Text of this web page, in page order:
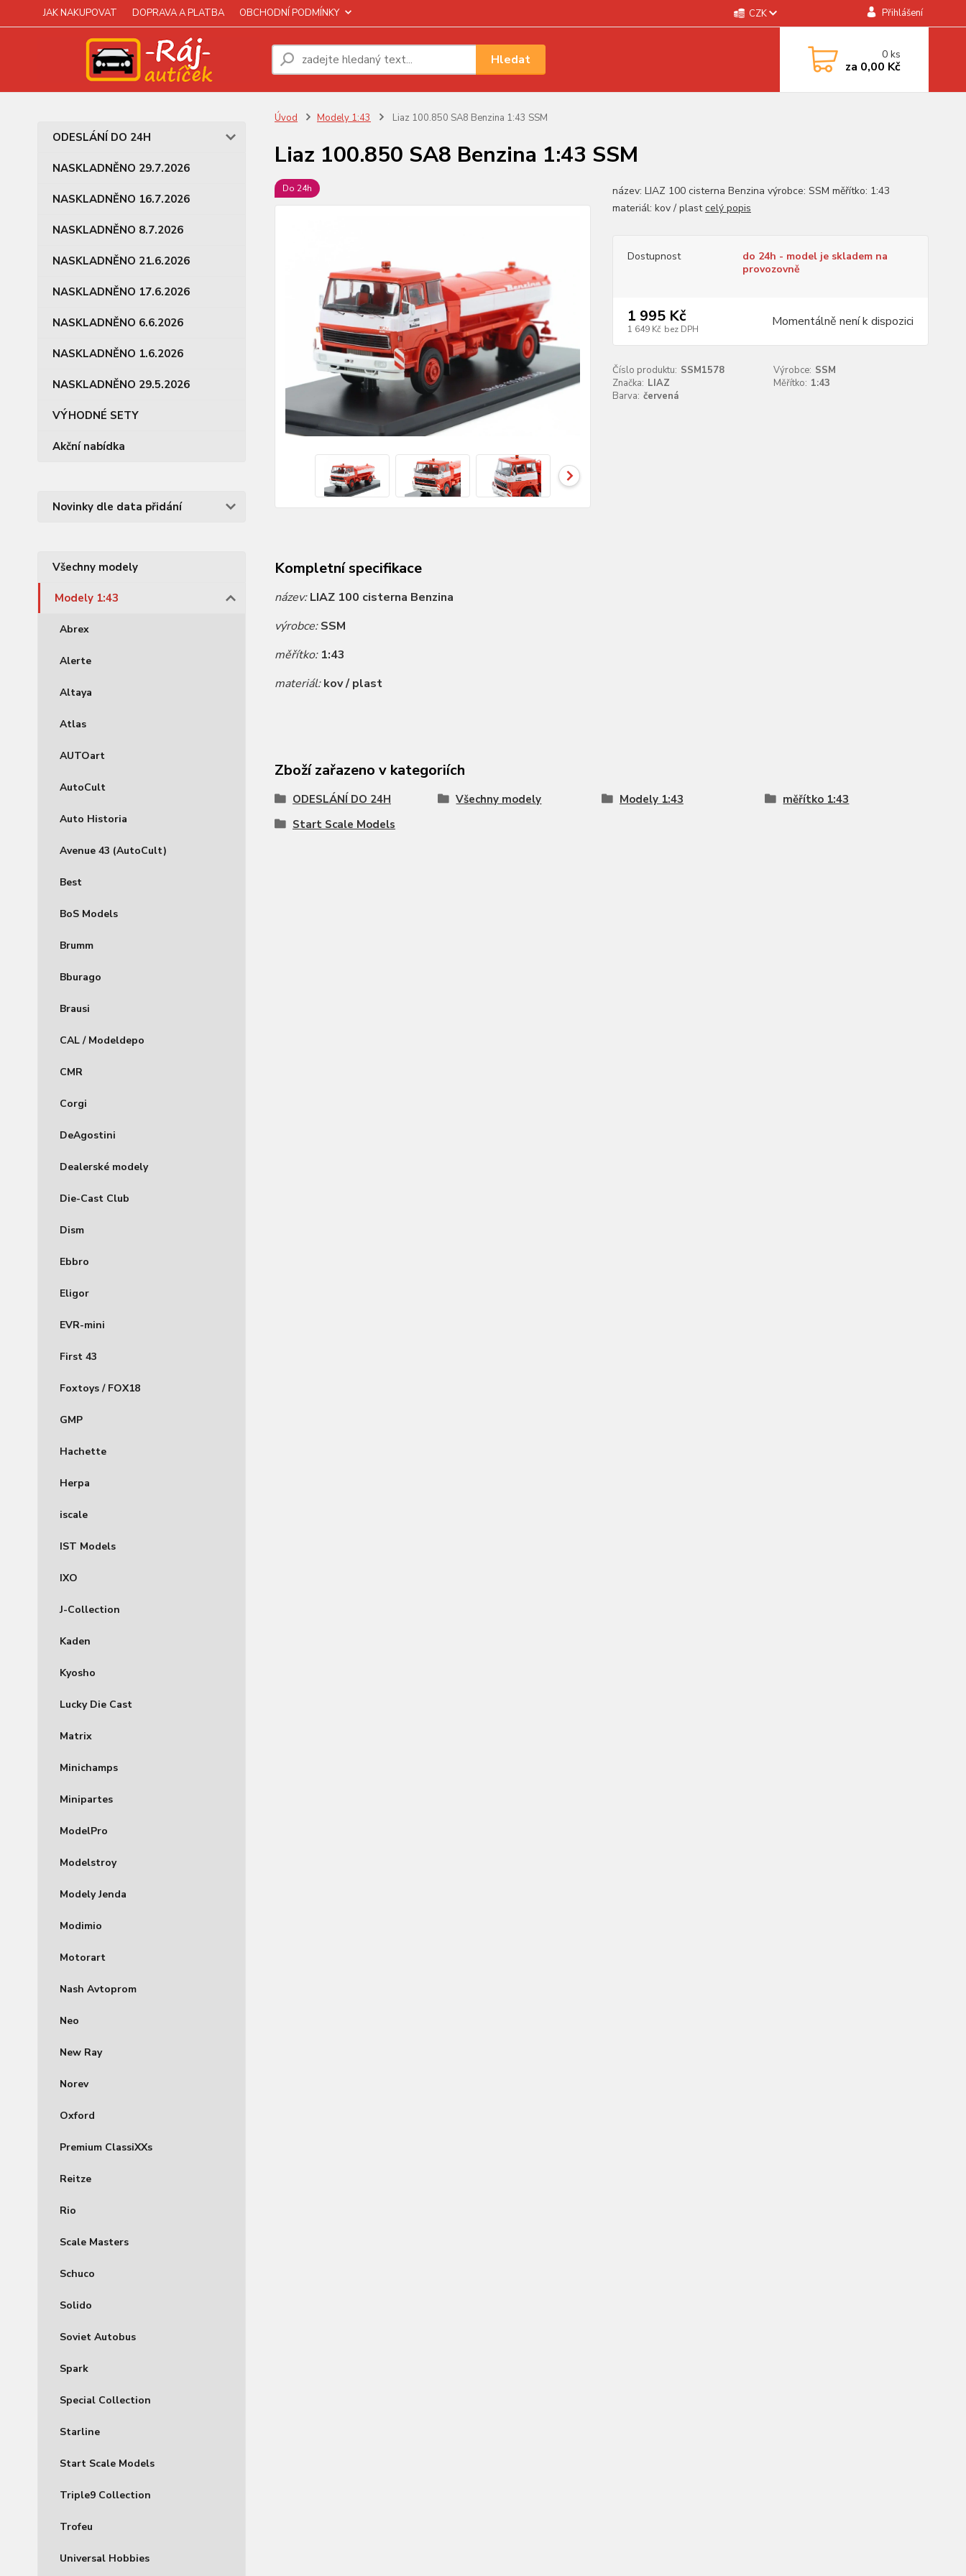
JAK NAKUPOVAT DOPRAVA A PLATBA OBCHODNÍ PODMÍNKY CZK Přihlášení
Hledat 0ks
za 0,00 Kč
ODESLÁNÍ DO 24H
NASKLADNĚNO 29.7.2026
NASKLADNĚNO 16.7.2026
NASKLADNĚNO 8.7.2026
NASKLADNĚNO 21.6.2026
NASKLADNĚNO 17.6.2026
NASKLADNĚNO 6.6.2026
NASKLADNĚNO 1.6.2026
NASKLADNĚNO 29.5.2026
VÝHODNÉ SETY
Akční nabídka
Novinky dle data přidání
Všechny modely
Modely 1:43
Abrex
Alerte
Altaya
Atlas
AUTOart
AutoCult
Auto Historia
Avenue 43 (AutoCult)
Best
BoS Models
Brumm
Bburago
Brausi
CAL / Modeldepo
CMR
Corgi
DeAgostini
Dealerské modely
Die-Cast Club
Dism
Ebbro
Eligor
EVR-mini
First 43
Foxtoys / FOX18
GMP
Hachette
Herpa
iscale
IST Models
IXO
J-Collection
Kaden
Kyosho
Lucky Die Cast
Matrix
Minichamps
Minipartes
ModelPro
Modelstroy
Modely Jenda
Modimio
Motorart
Nash Avtoprom
Neo
New Ray
Norev
Oxford
Premium ClassiXXs
Reitze
Rio
Scale Masters
Schuco
Solido
Soviet Autobus
Spark
Special Collection
Starline
Start Scale Models
Triple9 Collection
Trofeu
Universal Hobbies
Úvod Modely 1:43 Liaz 100.850 SA8 Benzina 1:43 SSM
Liaz 100.850 SA8 Benzina 1:43 SSM
Do 24h
název: LIAZ 100 cisterna Benzina výrobce: SSM měřítko: 1:43
materiál: kov / plastcelý popis
Dostupnost
do 24h - model je skladem na
provozovně
1 995 Kč
1 649 Kč bez DPH Momentálně není k dispozici
Číslo produktu: SSM1578 Výrobce: SSM
Značka: LIAZ Měřítko: 1:43
Barva: červená
Kompletní specifikace
název:LIAZ 100 cisterna Benzina
výrobce:SSM
měřítko: 1:43
materiál:kov / plast
Zboží zařazeno v kategoriích
ODESLÁNÍ DO 24H Všechny modely Modely 1:43
měřítko 1:43
Start Scale Models